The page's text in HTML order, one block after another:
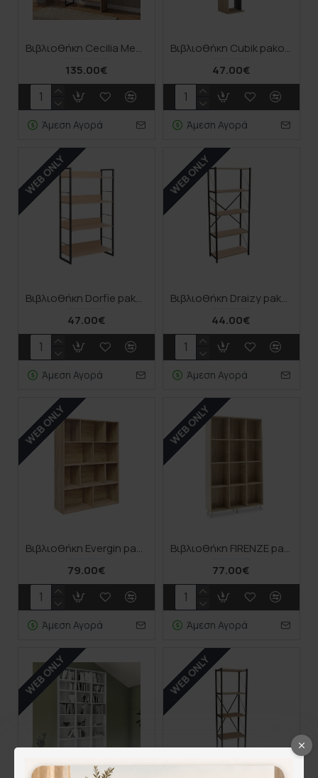
Βιβλιοθήκη Cecilia Megapap χρώμα καρυδί 91,8x34,8x180εκ.
135.00€
Άμεση Αγορά
Βιβλιοθήκη Cubik pakoworld sonoma- ανθρακί 35x30x161εκ
47.00€
Άμεση Αγορά
WEB ONLY
Βιβλιοθήκη Dorfie pakoworld σε φυσική απόχρωση με μαύρο μέταλλο 70x30x124.5εκ
47.00€
Άμεση Αγορά
WEB ONLY
Βιβλιοθήκη Draizy pakoworld oak μελαμίνης-μαύρο μέταλλο 63x30x150εκ
44.00€
Άμεση Αγορά
WEB ONLY
Βιβλιοθήκη Evergin pakoworld mdf σε oak απόχρωση 100x30x135εκ
79.00€
Άμεση Αγορά
WEB ONLY
Βιβλιοθήκη FIRENZE pakoworld χρώμα sonoma 107x28,6x178εκ
77.00€
Άμεση Αγορά
WEB ONLY WEB ONLY